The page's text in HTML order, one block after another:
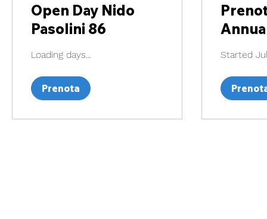
Open Day Nido
Pasolini 86
Loading days...
Prenota
Started